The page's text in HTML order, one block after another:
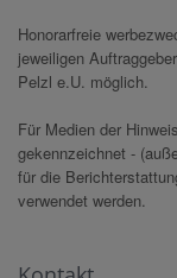
Honorarfreie
jeweiligen
Pelzl e.U. möglich.
Für Medien der
gekennzeichnet -
für die
verwendet werden.